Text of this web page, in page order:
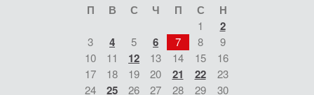
П В С Ч П С Н
1 2
3 4 5 6 7 8
9
10
11 12 13 14 15
16
17
18 19 20 21 22
23
24
25 26 27 28 29
30